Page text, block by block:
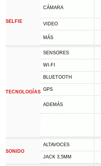
SELFIE
CÁMARA
VIDEO
MÁS
TECNOLOGÍAS
SENSORES
WI-FI
BLUETOOTH
GPS
ADEMÁS
SONIDO
ALTAVOCES
JACK 3,5MM